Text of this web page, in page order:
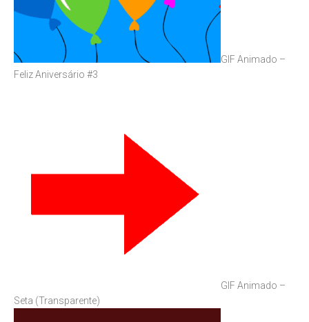
GIF Animado –
Feliz Aniversário #3
GIF Animado –
Seta (Transparente)